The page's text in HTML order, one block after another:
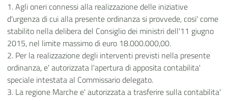
1. Agli oneri connessi alla realizzazione delle iniziative
d'urgenza di cui alla presente ordinanza si provvede, cosi' come
stabilito nella delibera del Consiglio dei ministri dell'11 giugno
2015, nel limite massimo di euro 18.000.000,00.
2. Per la realizzazione degli interventi previsti nella presente
ordinanza, e' autorizzata l'apertura di apposita contabilita'
speciale intestata al Commissario delegato.
3. La regione Marche e' autorizzata a trasferire sulla contabilita'